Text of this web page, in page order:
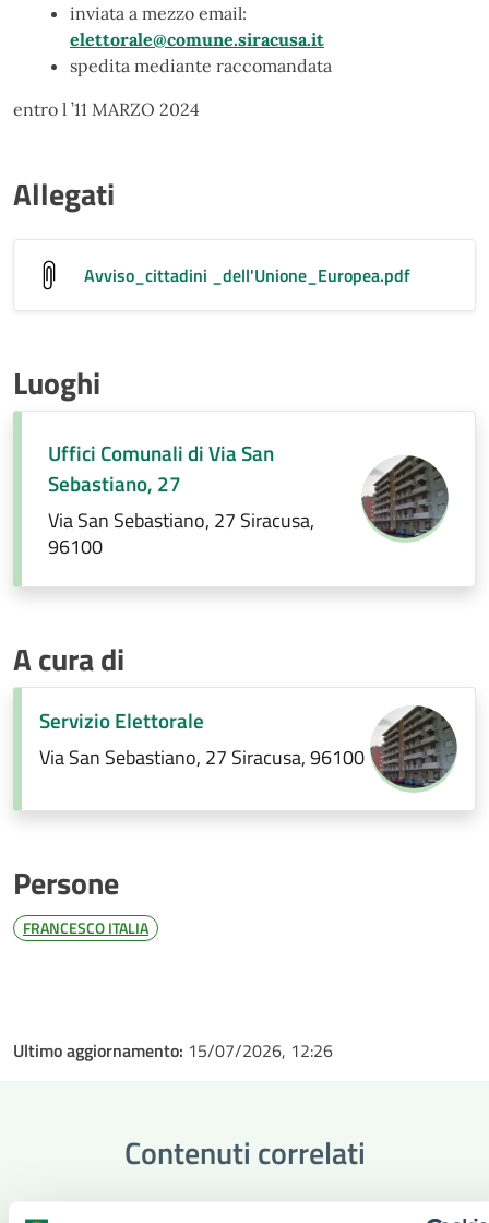
inviata a mezzo email:
elettorale@comune.siracusa.it
spedita mediante raccomandata
entro l ’11 MARZO 2024
Allegati
Avviso_cittadini _dell'Unione_Europea.pdf
Luoghi
Uffici Comunali di Via San
Sebastiano, 27
Via San Sebastiano, 27 Siracusa,
96100
A cura di
Servizio Elettorale
Via San Sebastiano, 27 Siracusa, 96100
Persone
FRANCESCO ITALIA
Ultimo aggiornamento: 15/07/2026, 12:26
Contenuti correlati